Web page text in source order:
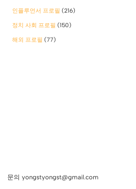
인플루언서 프로필 (216)
정치 사회 프로필 (150)
해외 프로필 (77)
문의 yongstyongst@gmail.com